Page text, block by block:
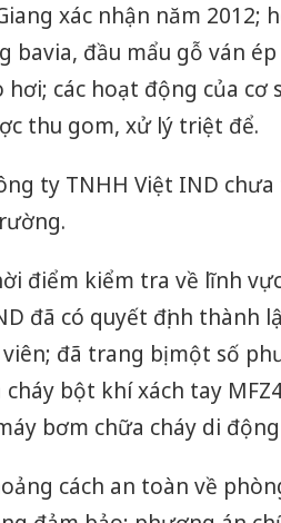
xác nhận năm 2012;
bavia, đầu mẩu gỗ ván
các hoạt động của
thu gom, xử lý triệt để.
ty TNHH Việt IND
điểm kiểm tra về lĩnh
đã có quyết định thành
đã trang bị một số
bột khí xách tay
bơm chữa cháy di
cách an toàn về